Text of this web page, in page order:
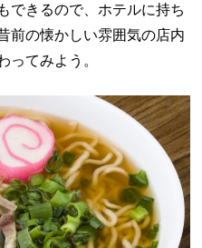
できるので、ホテルに持ち
前の懐かしい雰囲気の店内
ってみよう。